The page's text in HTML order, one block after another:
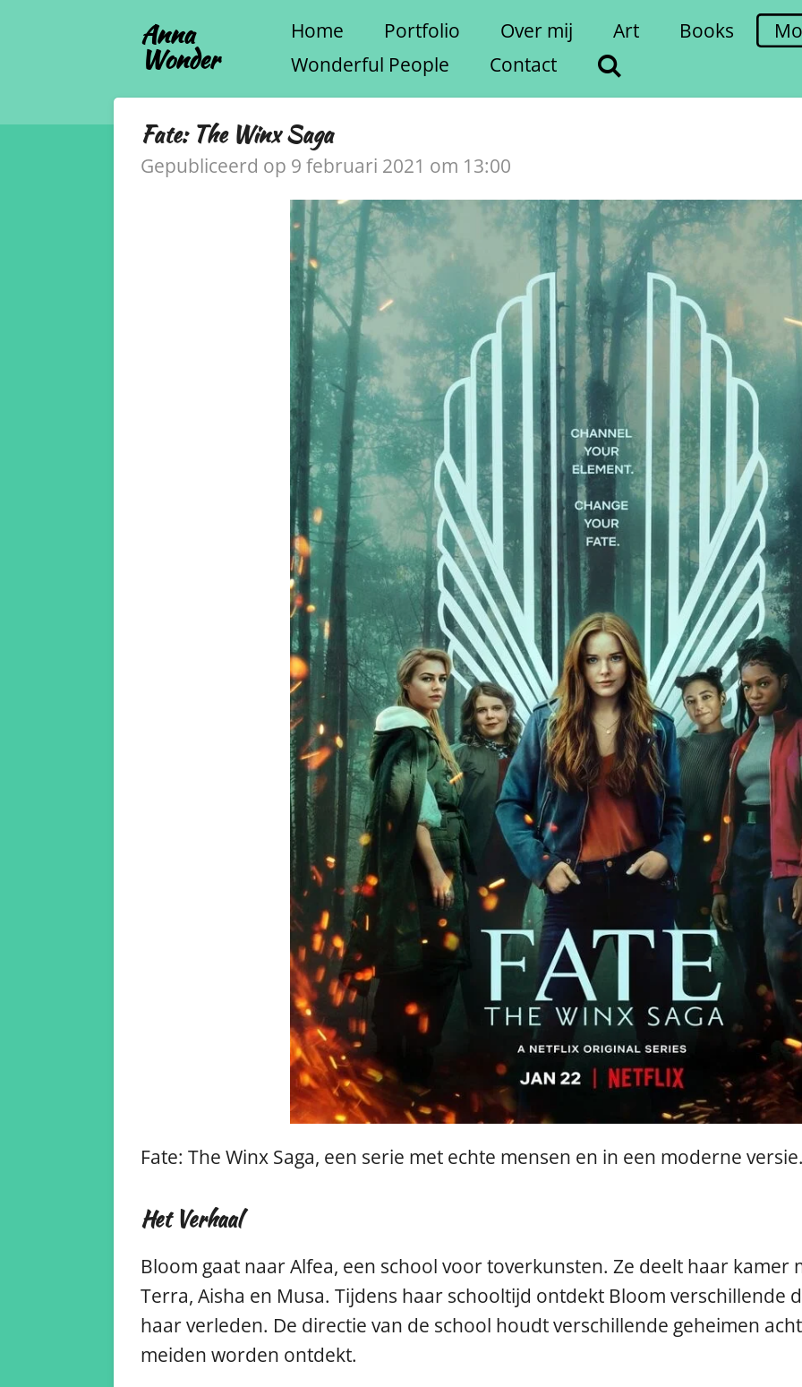
Anna
Wonder
Home Portfolio Over mij Art Books
Wonderful People
Contact
Fate: The Winx Saga
Gepubliceerd op 9 februari 2021 om 13:00
Fate: The Winx Saga, een serie met echte mensen en in een moderne
Het Verhaal
Bloom gaat naar Alfea, een school voor toverkunsten. Ze deelt haar kamer
Terra, Aisha en Musa. Tijdens haar schooltijd ontdekt Bloom verschillende
haar verleden. De directie van de school houdt verschillende geheimen
meiden worden ontdekt.